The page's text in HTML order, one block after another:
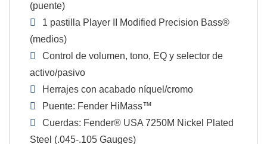
(puente)
1 pastilla Player II Modified Precision Bass®
(medios)
Control de volumen, tono, EQ y selector de
activo/pasivo
Herrajes con acabado níquel/cromo
Puente: Fender HiMass™
Cuerdas: Fender® USA 7250M Nickel Plated
Steel (.045-.105 Gauges)